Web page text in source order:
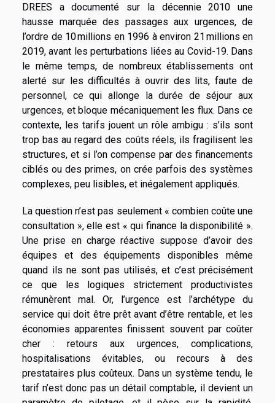
DREES a documenté sur la décennie 2010 une
hausse marquée des passages aux urgences, de
l’ordre de 10 millions en 1996 à environ 21 millions en
2019, avant les perturbations liées au Covid-19. Dans
le même temps, de nombreux établissements ont
alerté sur les difficultés à ouvrir des lits, faute de
personnel, ce qui allonge la durée de séjour aux
urgences, et bloque mécaniquement les flux. Dans ce
contexte, les tarifs jouent un rôle ambigu : s’ils sont
trop bas au regard des coûts réels, ils fragilisent les
structures, et si l’on compense par des financements
ciblés ou des primes, on crée parfois des systèmes
complexes, peu lisibles, et inégalement appliqués.
La question n’est pas seulement « combien coûte une
consultation », elle est « qui finance la disponibilité ».
Une prise en charge réactive suppose d’avoir des
équipes et des équipements disponibles même
quand ils ne sont pas utilisés, et c’est précisément
ce que les logiques strictement productivistes
rémunèrent mal. Or, l’urgence est l’archétype du
service qui doit être prêt avant d’être rentable, et les
économies apparentes finissent souvent par coûter
cher : retours aux urgences, complications,
hospitalisations évitables, ou recours à des
prestataires plus coûteux. Dans un système tendu, le
tarif n’est donc pas un détail comptable, il devient un